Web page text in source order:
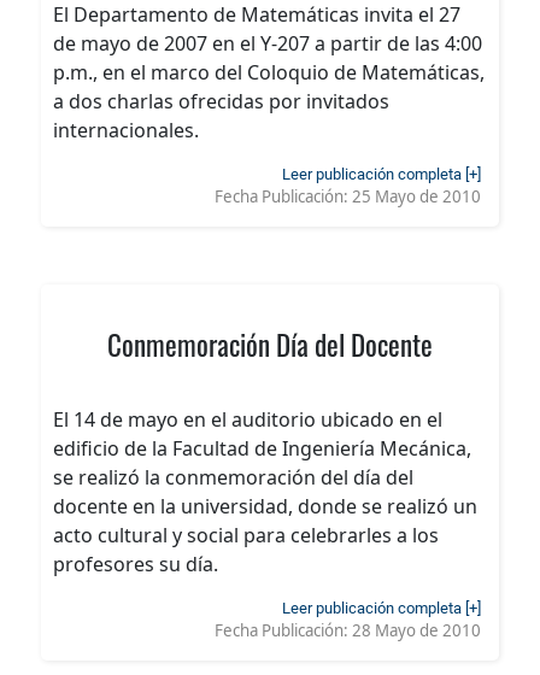
El Departamento de Matemáticas invita el 27
de mayo de 2007 en el Y-207 a partir de las 4:00
p.m., en el marco del Coloquio de Matemáticas,
a dos charlas ofrecidas por invitados
internacionales.
Leer publicación completa [+]
Fecha Publicación: 25 Mayo de 2010
Conmemoración Día del Docente
El 14 de mayo en el auditorio ubicado en el
edificio de la Facultad de Ingeniería Mecánica,
se realizó la conmemoración del día del
docente en la universidad, donde se realizó un
acto cultural y social para celebrarles a los
profesores su día.
Leer publicación completa [+]
Fecha Publicación: 28 Mayo de 2010